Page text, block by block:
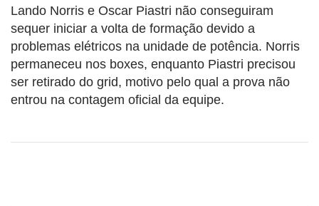
Lando Norris e Oscar Piastri não conseguiram
sequer iniciar a volta de formação devido a
problemas elétricos na unidade de potência. Norris
permaneceu nos boxes, enquanto Piastri precisou
ser retirado do grid, motivo pelo qual a prova não
entrou na contagem oficial da equipe.